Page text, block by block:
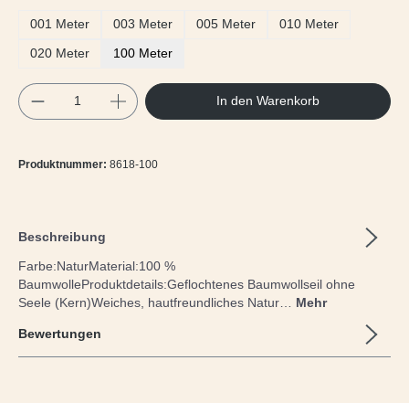
001 Meter 003 Meter 005 Meter 010 Meter
020 Meter 100 Meter
Produkt Anzahl: Gib den gewünschten
In den Warenkorb
Produktnummer: 8618-100
Beschreibung
Farbe:NaturMaterial:100 %
BaumwolleProduktdetails:Geflochtenes Baumwollseil ohne
Seele (Kern)Weiches, hautfreundliches Natur… Mehr
Bewertungen